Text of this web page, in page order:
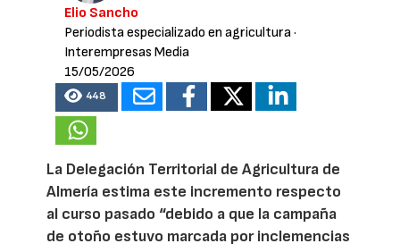
Elio Sancho
Periodista especializado en agricultura·
Interempresas Media
15/05/2026
448
La Delegación Territorial de Agricultura de
Almería estima este incremento respecto
al curso pasado “debido a que la campaña
de otoño estuvo marcada por inclemencias